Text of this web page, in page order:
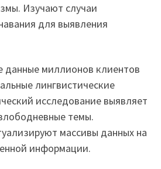
Изучают случаи
для выявления
данные миллионов клиентов
лингвистические
исследование выявляет
темы.
массивы данных на
информации.